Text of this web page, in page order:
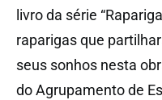
livro da série
raparigas que
seus sonhos nesta
do Agrupamento de